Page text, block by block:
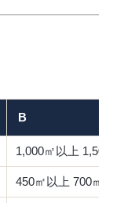
B
1,000㎡以上
450㎡以上 700㎡